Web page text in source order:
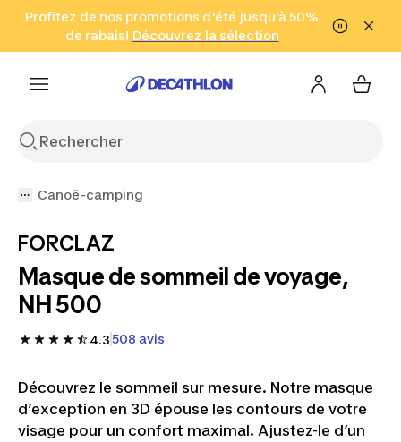
Aller à la recherche Aller au contenu Aller au pied de
Profitez de nos promotions d'été jusqu'à 50%
de rabais! Découvrez la sélection
Cliquez ici
en seulement 2 h!
(Zones sélectionnées)
Canoë-camping
FORCLAZ
Masque de sommeil de voyage,
NH 500
4.3508 avis
Découvrez le sommeil sur mesure. Notre masque
d’exception en 3D épouse les contours de votre
visage pour un confort maximal. Ajustez-le d’un